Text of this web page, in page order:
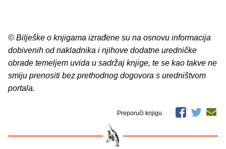
© Bilješke o knjigama izrađene su na osnovu informacija
dobivenih od nakladnika i njihove dodatne uredničke
obrade temeljem uvida u sadržaj knjige, te se kao takve ne
smiju prenositi bez prethodnog dogovora s uredništvom
portala.
Preporuči knjigu